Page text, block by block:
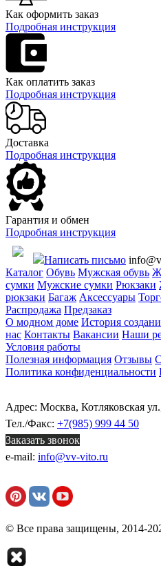
Как оформить заказ
Подробная инструкция
Как оплатить заказ
Подробная инструкция
Доставка
Подробная инструкция
Гарантия и обмен
Подробная инструкция
Написать письмо
Каталог Обувь Мужская обувь
сумки Мужские сумки Рюкзаки
рюкзаки Багаж Аксессуары
Распродажа Предзаказ
О модном доме История
нас Контакты Вакансии Наши
Условия работы
Полезная информация Отзывы
Политика конфиденциальности
Адрес: Москва, Котляковская
Тел./Факс: +7(985) 999 44 50
Заказать звонок
e-mail: info@vv-vito.ru
© Все права защищены, 2014-